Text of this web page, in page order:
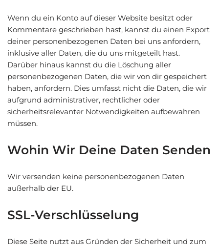
Wenn du ein Konto auf dieser Website besitzt oder
Kommentare geschrieben hast, kannst du einen Export
deiner personenbezogenen Daten bei uns anfordern,
inklusive aller Daten, die du uns mitgeteilt hast.
Darüber hinaus kannst du die Löschung aller
personenbezogenen Daten, die wir von dir gespeichert
haben, anfordern. Dies umfasst nicht die Daten, die wir
aufgrund administrativer, rechtlicher oder
sicherheitsrelevanter Notwendigkeiten aufbewahren
müssen.
Wohin Wir Deine Daten Senden
Wir versenden keine personenbezogenen Daten
außerhalb der EU.
SSL-Verschlüsselung
Diese Seite nutzt aus Gründen der Sicherheit und zum